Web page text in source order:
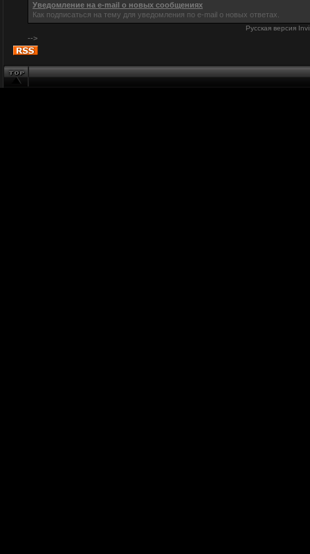
Уведомление на e-mail о новых сообщениях
Как подписаться на тему для уведомления по e-mail о новых ответах.
Русская версия
-->